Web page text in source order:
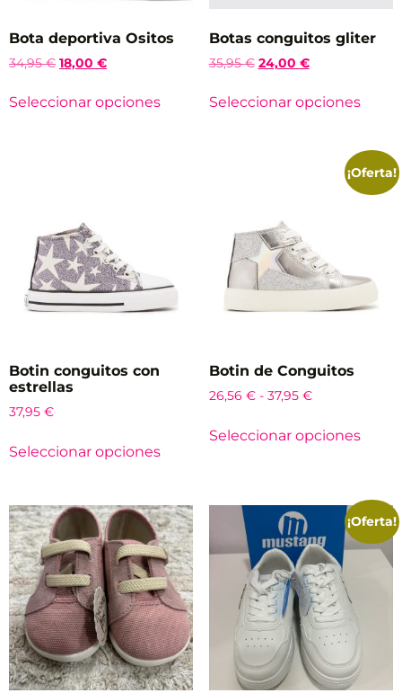
Bota deportiva Ositos
34,95€ 18,00 €
Seleccionar opciones
Botas conguitos gliter
35,95€ 24,00 €
Seleccionar opciones
Botin conguitos con
estrellas
37,95 €
Seleccionar opciones
¡Oferta!
Botin de Conguitos
26,56 € - 37,95 €
Seleccionar opciones
¡Oferta!